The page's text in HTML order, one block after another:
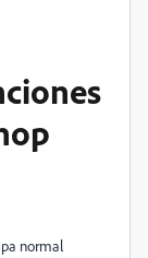
normal